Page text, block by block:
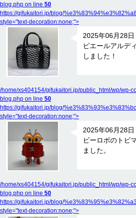
blog.php on line 50
https://gifukaitori.jp/blog/
style="text-decoration:none;">
2025年06月28日
ピエールアルデ
しました！
/home/xs404154/gifukaitori.jp/public_html/wp/wp-
blog.php on line 50
https://gifukaitori.jp/blog/
style="text-decoration:none;">
2025年06月28日
ビーロボのトビ
ました。
/home/xs404154/gifukaitori.jp/public_html/wp/wp-
blog.php on line 50
https://gifukaitori.jp/blog/
style="text-decoration:none;">